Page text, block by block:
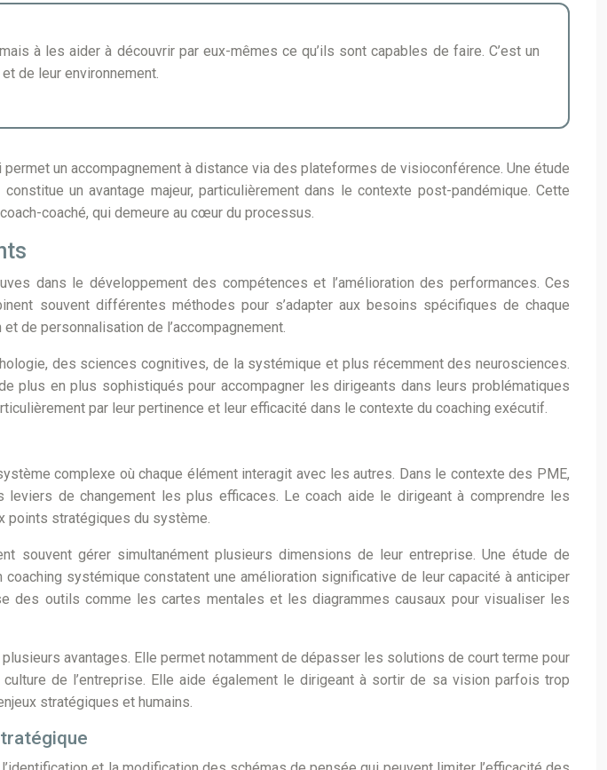
à les aider à découvrir par eux-mêmes ce qu’ils sont capables de faire. C’est un
de leur environnement.
un accompagnement à distance via des plateformes de visioconférence. Une étude
un avantage majeur, particulièrement dans le contexte post-pandémique. Cette
coaché, qui demeure au cœur du processus.
dans le développement des compétences et l’amélioration des performances. Ces
souvent différentes méthodes pour s’adapter aux besoins spécifiques de chaque
de personnalisation de l’accompagnement.
des sciences cognitives, de la systémique et plus récemment des neurosciences.
plus en plus sophistiqués pour accompagner les dirigeants dans leurs problématiques
par leur pertinence et leur efficacité dans le contexte du coaching exécutif.
complexe où chaque élément interagit avec les autres. Dans le contexte des PME,
de changement les plus efficaces. Le coach aide le dirigeant à comprendre les
points stratégiques du système.
souvent gérer simultanément plusieurs dimensions de leur entreprise. Une étude de
systémique constatent une amélioration significative de leur capacité à anticiper
des outils comme les cartes mentales et les diagrammes causaux pour visualiser les
avantages. Elle permet notamment de dépasser les solutions de court terme pour
de l’entreprise. Elle aide également le dirigeant à sortir de sa vision parfois trop
stratégiques et humains.